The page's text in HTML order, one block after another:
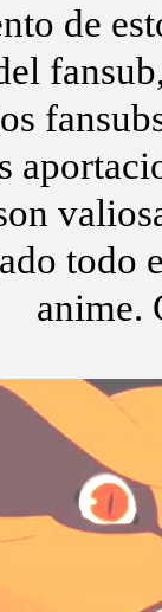
de
todo
anime.